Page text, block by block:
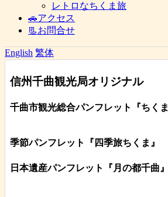
レトロなちくま旅
🚗アクセス
📃お問合せ
English 繁体
信州千曲観光局オリジナル
千曲市観光総合パンフレット 『ちくま
季節パンフレット『四季旅ちくま』
日本遺産パンフレット 『月の都千曲 』